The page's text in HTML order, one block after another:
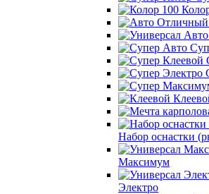
Набор оснастки
Максимум
Электро